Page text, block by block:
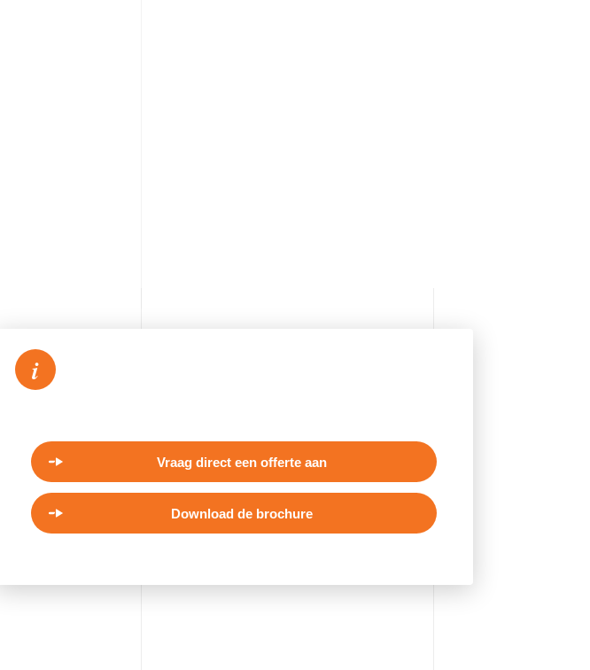
i
Vraag direct een offerte aan
Download de brochure